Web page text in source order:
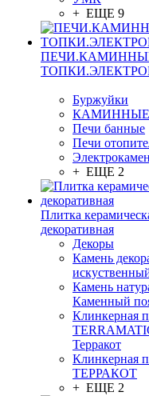
+ ЕЩЕ 9
Буржуйки
Печи банные
Печи
+ ЕЩЕ 2
Плитка
декоративная
Декоры
Камень
Камень
Каменный
Клинкерная
Терракот
Клинкерная
ТЕРРАКОТ
+ ЕЩЕ 2